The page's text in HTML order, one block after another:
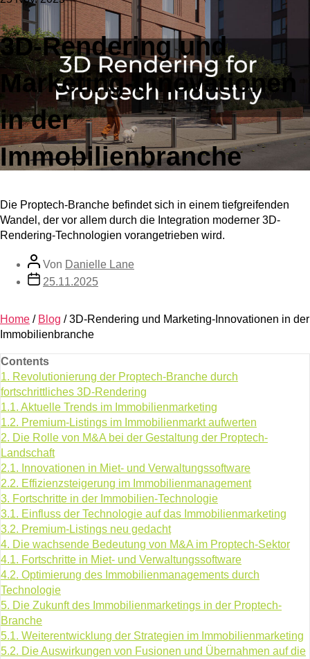
3D-Rendering und
Marketing-Innovationen
in der
Immobilienbranche
Die Proptech-Branche befindet sich in einem tiefgreifenden
Wandel, der vor allem durch die Integration moderner 3D-
Rendering-Technologien vorangetrieben wird.
Von Danielle Lane
25.11.2025
Home / Blog /3D-Rendering und Marketing-Innovationen in der
Immobilienbranche
Contents
1. Revolutionierung der Proptech-Branche durch
fortschrittliches 3D-Rendering
1.1. Aktuelle Trends im Immobilienmarketing
1.2. Premium-Listings im Immobilienmarkt aufwerten
2. Die Rolle von M&A bei der Gestaltung der Proptech-
Landschaft
2.1. Innovationen in Miet- und Verwaltungssoftware
2.2. Effizienzsteigerung im Immobilienmanagement
3. Fortschritte in der Immobilien-Technologie
3.1. Einfluss der Technologie auf das Immobilienmarketing
3.2. Premium-Listings neu gedacht
4. Die wachsende Bedeutung von M&A im Proptech-Sektor
4.1. Fortschritte in Miet- und Verwaltungssoftware
4.2. Optimierung des Immobilienmanagements durch
Technologie
5. Die Zukunft des Immobilienmarketings in der Proptech-
Branche
5.1. Weiterentwicklung der Strategien im Immobilienmarketing
5.2. Die Auswirkungen von Fusionen und Übernahmen auf die